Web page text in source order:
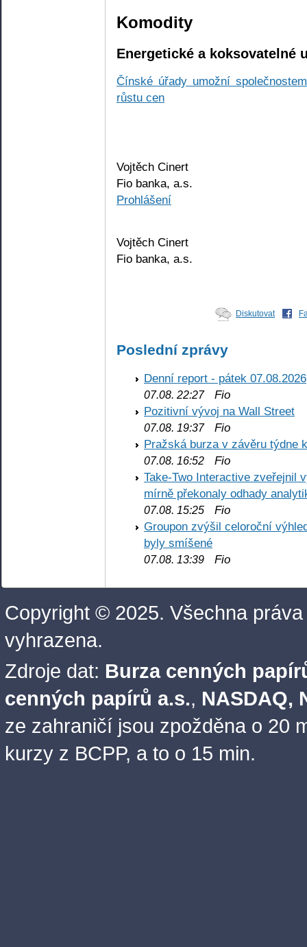
Komodity
Energetické a koksovatelné
Čínské úřady umožní
růstu cen
Vojtěch Cinert
Fio banka, a.s.
Prohlášení
Vojtěch Cinert
Fio banka, a.s.
Diskutovat
Poslední zprávy
Denní report - pátek 07.08.2026
07.08. 22:27Fio
Pozitivní vývoj na Wall Street
07.08. 19:37Fio
Pražská burza v závěru týdne
07.08. 16:52 Fio
Take-Two Interactive zveřejnil
mírně překonaly odhady
07.08. 15:25 Fio
Groupon zvýšil celoroční
byly smíšené
07.08. 13:39 Fio
Copyright © 2025. Všechna práva
vyhrazena.
Zdroje dat: Burza cenných
cenných papírů a.s., NASDAQ,
ze zahraničí jsou zpožděna o 20
kurzy z BCPP, a to o 15 min.